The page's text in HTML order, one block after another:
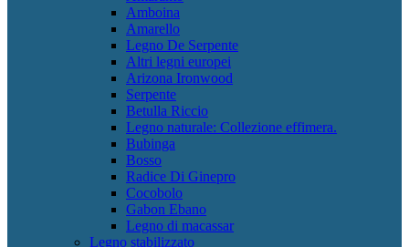
Amboina
Amarello
Legno De Serpente
Altri legni europei
Arizona Ironwood
Serpente
Betulla Riccio
Legno naturale: Collezione effimera.
Bubinga
Bosso
Radice Di Ginepro
Cocobolo
Gabon Ebano
Legno di macassar
Legno stabilizzato